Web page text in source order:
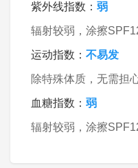
紫外线指数： 弱
辐射较弱，涂擦
运动指数： 不易发
除特殊体质，无需担
血糖指数： 弱
辐射较弱，涂擦